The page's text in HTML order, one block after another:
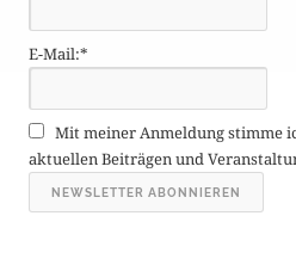
g
e
r
c
h
v
E-Mail:*
Mit meiner Anmeldung stimme
aktuellen Beiträgen und